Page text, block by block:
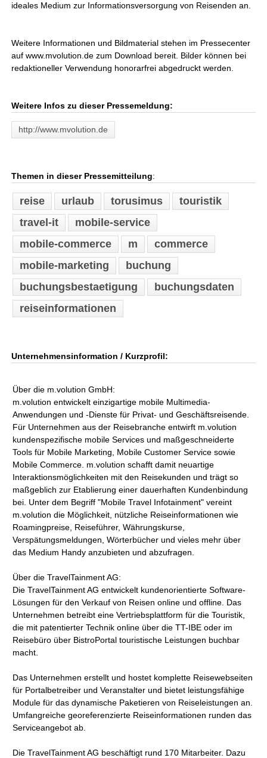
ideales Medium zur Informationsversorgung von Reisenden an.
Weitere Informationen und Bildmaterial stehen im Pressecenter
auf www.mvolution.de zum Download bereit. Bilder können bei
redaktioneller Verwendung honorarfrei abgedruckt werden.
Weitere Infos zu dieser Pressemeldung:
http://www.mvolution.de
Themen in dieser Pressemitteilung:
reise urlaub torusimus
touristik
travel-it
mobile-service
mobile-commerce
m
commerce
mobile-marketing
buchung
buchungsbestaetigung
buchungsdaten
reiseinformationen
Unternehmensinformation / Kurzprofil:
Über die m.volution GmbH:
m.volution entwickelt einzigartige mobile Multimedia-
Anwendungen und -Dienste für Privat- und Geschäftsreisende.
Für Unternehmen aus der Reisebranche entwirft m.volution
kundenspezifische mobile Services und maßgeschneiderte
Tools für Mobile Marketing, Mobile Customer Service sowie
Mobile Commerce. m.volution schafft damit neuartige
Interaktionsmöglichkeiten mit den Reisekunden und trägt so
maßgeblich zur Etablierung einer dauerhaften Kundenbindung
bei. Unter dem Begriff "Mobile Travel Infotainment" vereint
m.volution die Möglichkeit, nützliche Reiseinformationen wie
Roamingpreise, Reiseführer, Währungskurse,
Verspätungsmeldungen, Wörterbücher und vieles mehr über
das Medium Handy anzubieten und abzufragen.
Über die TravelTainment AG:
Die TravelTainment AG entwickelt kundenorientierte Software-
Lösungen für den Verkauf von Reisen online und offline. Das
Unternehmen betreibt eine Vertriebsplattform für die Touristik,
die mit patentierter Technik online über die TT-IBE oder im
Reisebüro über BistroPortal touristische Leistungen buchbar
macht.
Das Unternehmen erstellt und hostet komplette Reisewebseiten
für Portalbetreiber und Veranstalter und bietet leistungsfähige
Module für das dynamische Paketieren von Reiseleistungen an.
Umfangreiche georeferenzierte Reiseinformationen runden das
Serviceangebot ab.
Die TravelTainment AG beschäftigt rund 170 Mitarbeiter. Dazu